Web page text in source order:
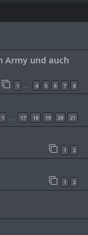
Army und auch
1 … 4 5 6 7 8
1 … 17 18 19 20 21
1 2
1 2